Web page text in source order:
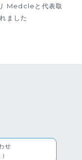
Medcleと代表取
ました
せ